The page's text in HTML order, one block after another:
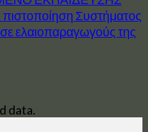
Συστήματος
ελαιοπαραγωγούς της
data.